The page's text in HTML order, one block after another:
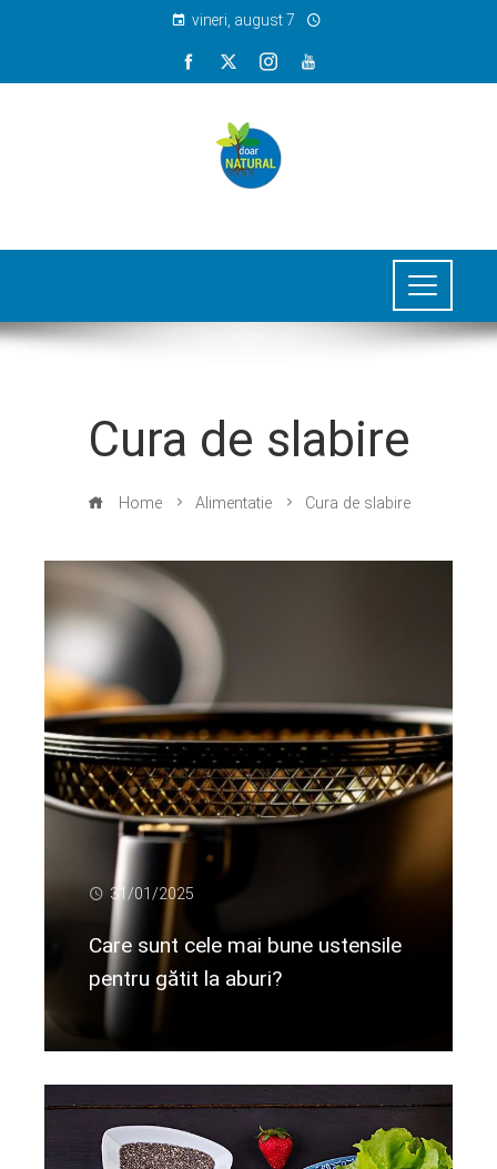
vineri, august 7
Cura de slabire
Home Alimentatie Cura de slabire
31/01/2025
Care sunt cele mai bune ustensile
pentru gătit la aburi?